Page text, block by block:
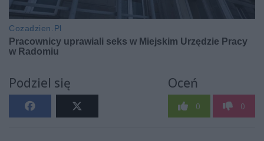
Podziel się Oceń
0 0